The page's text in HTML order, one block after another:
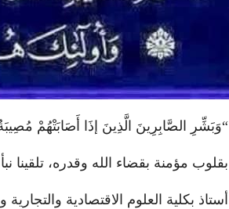
“وَبَشِّرِ الصَّابِرِينَ الَّذِينَ إذَا أَصَابَتْهُمْ مُصِيبَةٌ
بقلوب مؤمنة بقضاء الله وقدره، تلقينا
أستاذ بكلية العلوم الاقتصادية والتجارية